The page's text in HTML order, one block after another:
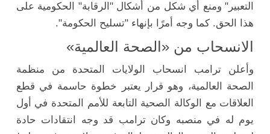
التعبير" ومنع أي شكل من أشكال "الرقابة" الحكومية على
هذا الحق. كما وجه أمرًا بإنهاء "تسليح الحكومة".
الانسحاب من «الصحة العالمية»
وأعلن ترامب انسحاب الولايات المتحدة من منظمة
الصحة العالمية، وهو قرار يعتبر خطوة حاسمة في قطع
العلاقات مع الوكالة الصحية التابعة للأمم المتحدة في أول
يوم له في منصبه وكان ترامب قد وجه انتقادات حادة